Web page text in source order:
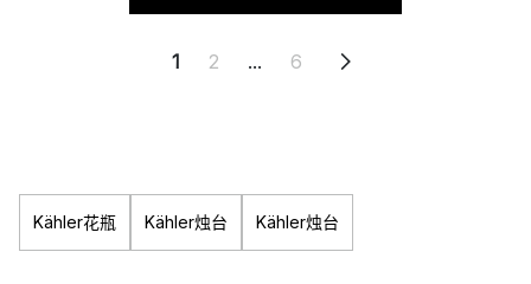
1 2 ... 6
Kähler花瓶 Kähler烛台 Kähler烛台